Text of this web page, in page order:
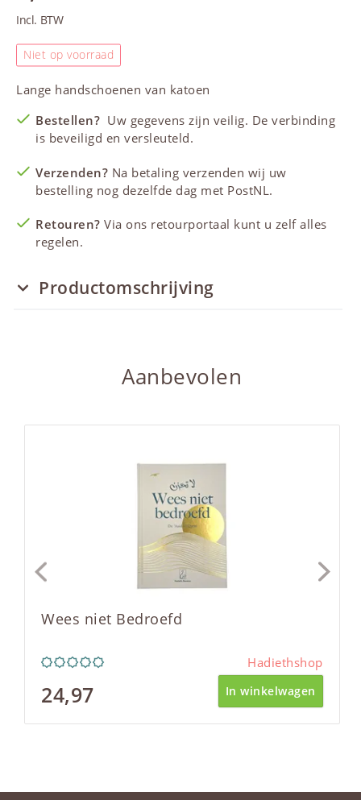
Incl. BTW
Niet op voorraad
Lange handschoenen van katoen
Bestellen? Uw gegevens zijn veilig. De verbinding
is beveiligd en versleuteld.
Verzenden? Na betaling verzenden wij uw
bestelling nog dezelfde dag met PostNL.
Retouren? Via ons retourportaal kunt u zelf alles
regelen.
Productomschrijving
Aanbevolen
Wees niet Bedroefd
Hadiethshop
24,97 In winkelwagen